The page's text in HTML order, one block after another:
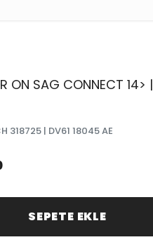
ON SAG CONNECT 14> |
318725 | DV61 18045 AE
SEPETE EKLE